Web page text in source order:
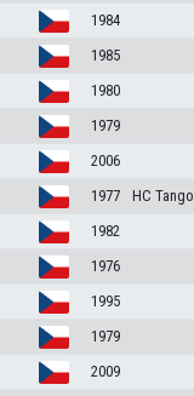
1984
1985
1980
1979
2006
1977 HC Tango
1982
1976
1995
1979
2009